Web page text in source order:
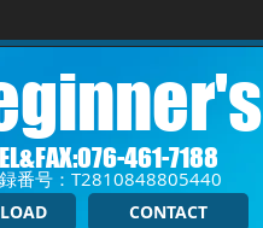
461-7188
CONTACT
番号：T2810848805440